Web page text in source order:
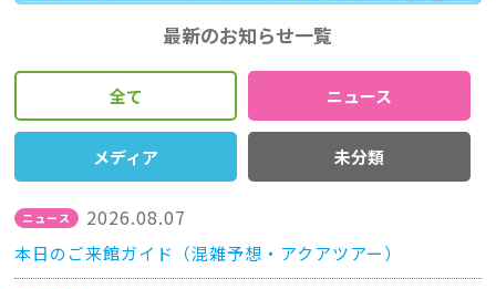
最新のお知らせ一覧
全て ニュース
メディア 未分類
2026.08.07
本日のご来館ガイド（混雑予想・アクアツアー）